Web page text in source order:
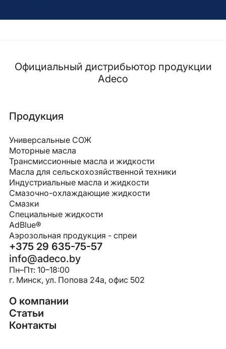
Официальный дистрибьютор продукции
Adeco
Продукция
Универсальные СОЖ
Моторные масла
Трансмиссионные масла и жидкости
Масла для сельскохозяйственной техники
Индустриальные масла и жидкости
Смазочно-охлаждающие жидкости
Смазки
Специальные жидкости
AdBlue®
Аэрозольная продукция - спреи
+375 29 635-75-57
info@adeco.by
Пн–Пт: 10–18:00
г. Минск, ул. Попова 24a, офис 502
О компании
Статьи
Контакты